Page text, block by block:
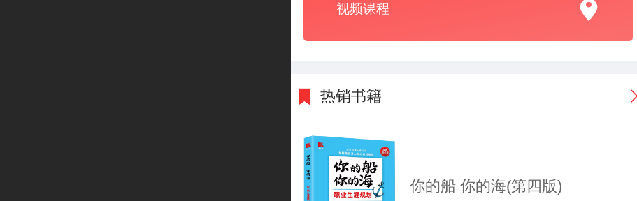
视频课程
热销书籍
你的船 你的海(第四版)